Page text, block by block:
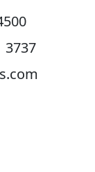
3737